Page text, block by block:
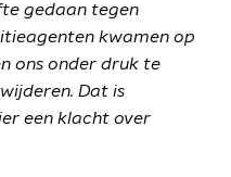
gedaan tegen
kwamen op
ons onder druk te
Dat is
een klacht over